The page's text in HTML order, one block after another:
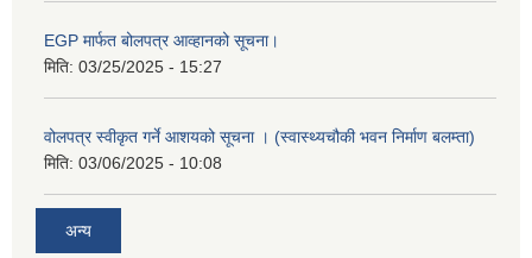
EGP मार्फत बोलपत्र आव्हानको सूचना।
मिति: 03/25/2025 - 15:27
वोलपत्र स्वीकृत गर्ने आशयको सूचना । (स्वास्थ्यचौकी भवन निर्माण बलम्ता)
मिति: 03/06/2025 - 10:08
अन्य